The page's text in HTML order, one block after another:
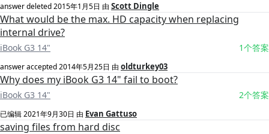
answer deleted2015年1月5日 由 Scott Dingle
What would be the max. HD capacity when replacing
internal drive?
iBook G3 14" 1个答案
answer accepted2014年5月25日 由 oldturkey03
Why does my iBook G3 14" fail to boot?
iBook G3 14" 2个答案
已编辑2021年9月30日 由 Evan Gattuso
saving files from hard disc